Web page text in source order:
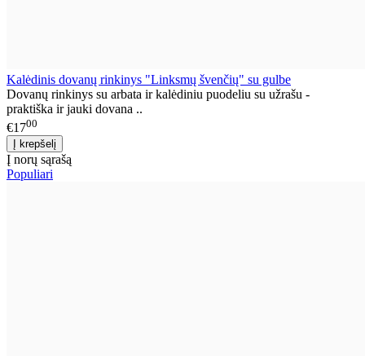
Kalėdinis dovanų rinkinys "Linksmų švenčių" su gulbe
Dovanų rinkinys su arbata ir kalėdiniu puodeliu su užrašu -
praktiška ir jauki dovana ..
€1700
Į norų sąrašą
Populiari